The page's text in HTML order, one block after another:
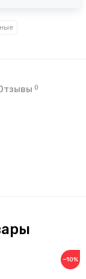
0
−10%